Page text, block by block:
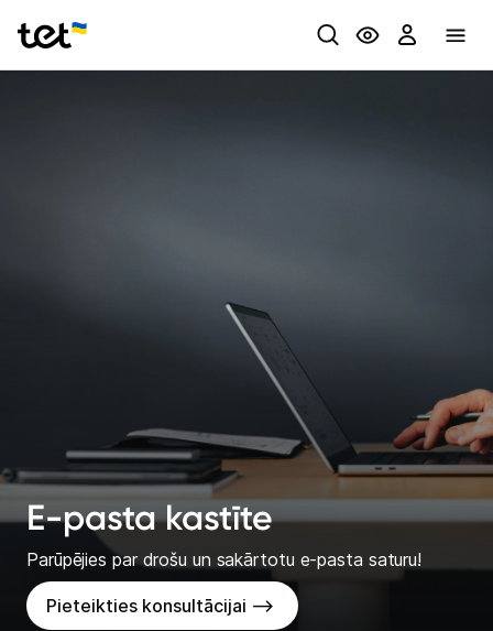
E-pasta kastīte
Parūpējies par drošu un sakārtotu e-pasta saturu!
Pieteikties konsultācijai -->